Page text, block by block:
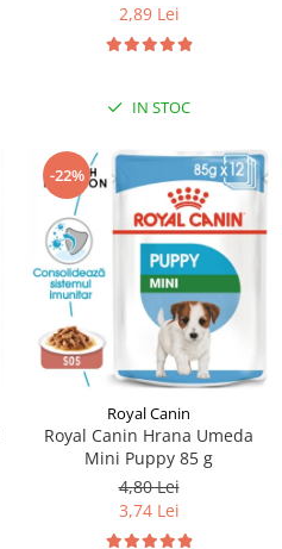
2,89 Lei
IN STOC
-22%
Royal Canin
Royal Canin Hrana Umeda
Mini Puppy 85 g
4,80 Lei
3,74 Lei